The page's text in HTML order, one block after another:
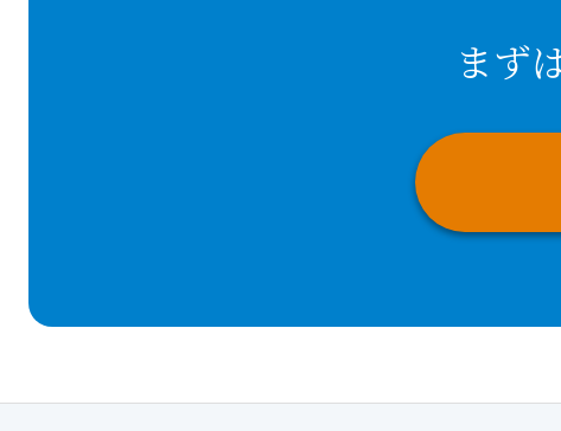
まず